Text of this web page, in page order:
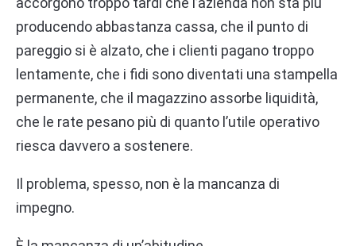
producendo abbastanza cassa, che il punto di
pareggio si è alzato, che i clienti pagano troppo
lentamente, che i fidi sono diventati una stampella
permanente, che il magazzino assorbe liquidità,
che le rate pesano più di quanto l’utile operativo
riesca davvero a sostenere.
Il problema, spesso, non è la mancanza di
impegno.